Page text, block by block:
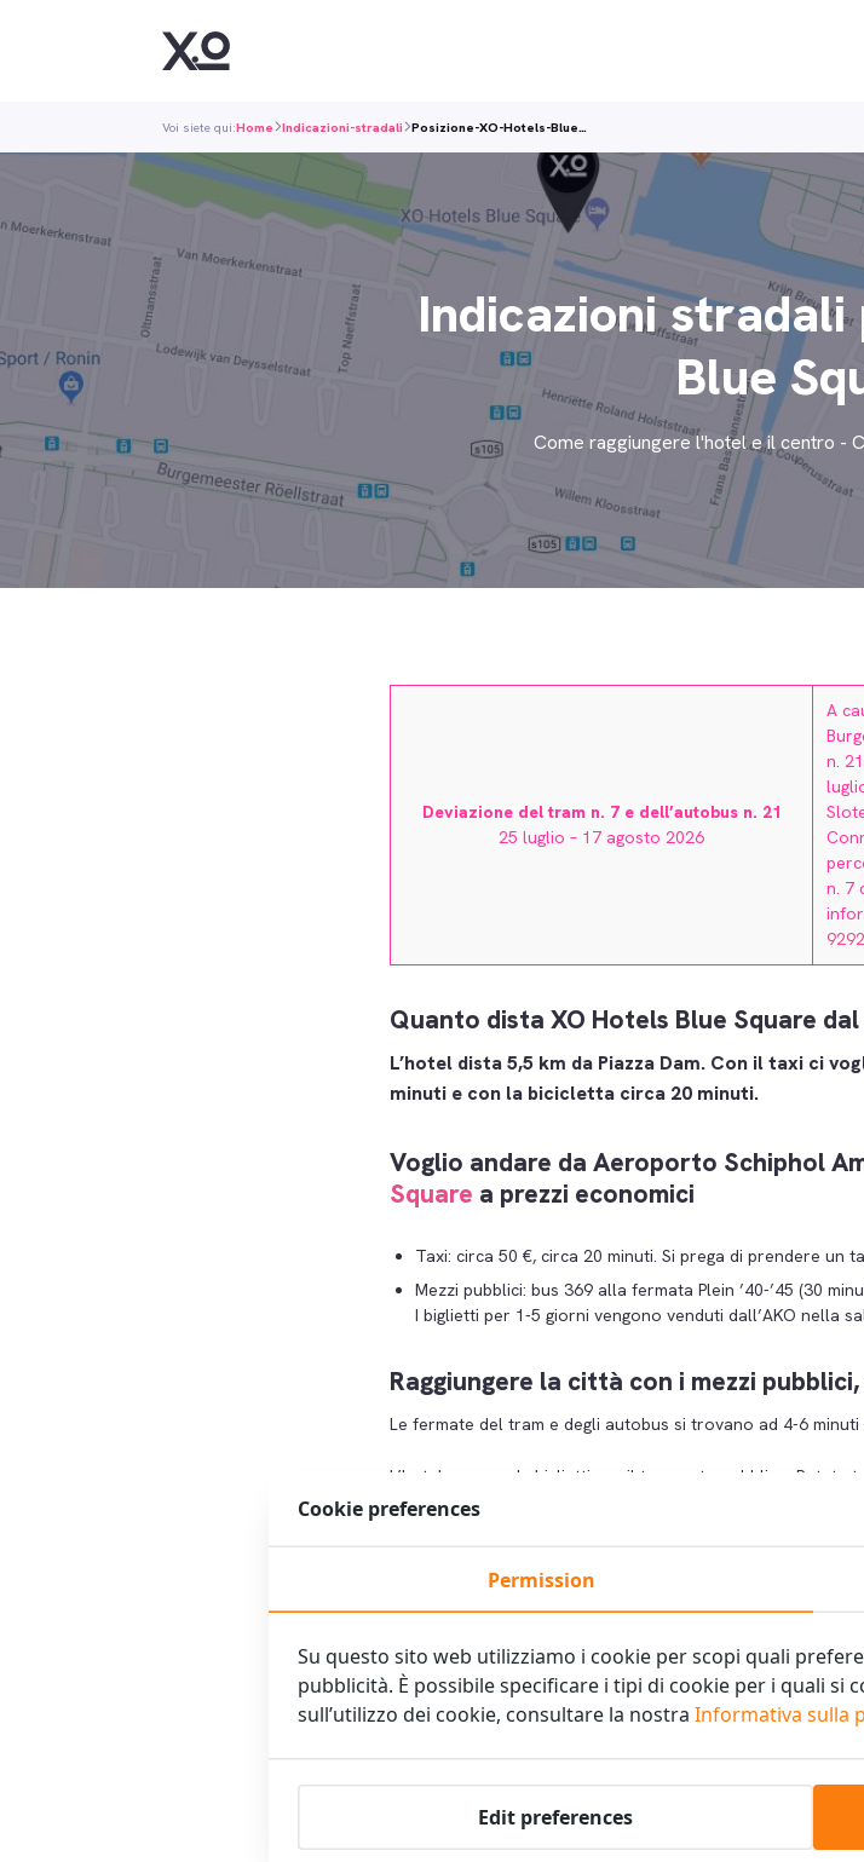
Voi siete qui:Home Indicazioni-stradali Posizione-XO-Hotels-Blue…
Indicazioni
Blue
Come raggiungere l'hotel e il centro -
Deviazione del tram n. 7 e dell’autobus n. 21
25 luglio – 17 agosto 2026
A
n.
n. 7
Quanto dista XO Hotels Blue Square
L’hotel dista 5,5 km da Piazza Dam. Con il taxi ci
minuti e con la bicicletta circa 20 minuti.
Voglio andare da Aeroporto Schiphol
Square a prezzi economici
Taxi: circa 50 €, circa 20 minuti. Si prega di prendere un
Mezzi pubblici: bus 369 alla fermata Plein ’40-’45 (30
I biglietti per 1-5 giorni vengono venduti dall’AKO nella
Raggiungere la città con i mezzi
Le fermate del tram e degli autobus si trovano ad 4-6 minuti
L’hotel non vende biglietti per il trasporto pubblico. Potete
sulsito web del GVB
Verso il centro?
Per Piazza Dam: il tram tram 13 (direzione Stazione
Per Museumplein/Leidseplein: tram 7 (in direzione
fermata Spiegelgracht (24 minuti, Rijksmuseum/Van Gogh
piedi).
Alla stazione centrale di Amsterdam?
L’autobus 21 (in direzione Centraal Station) per
Cookie preferences
Permission
Su questo sito web utilizziamo i cookie per scopi quali
pubblicità. È possibile specificare i tipi di cookie per i quali si
sull’utilizzo dei cookie, consultare la nostra Informativa sulla
Edit preferences